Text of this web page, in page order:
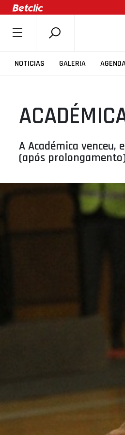
NOTICIAS GALERIA
SOBRE A FPB
COMPETIÇÕES
ASSOCIAÇÕES
CLUBES
AGENTES
AGENDA
SELEÇÕES
MINIBASQUETE
ÁREA TÉCNICA
A Académica
(após